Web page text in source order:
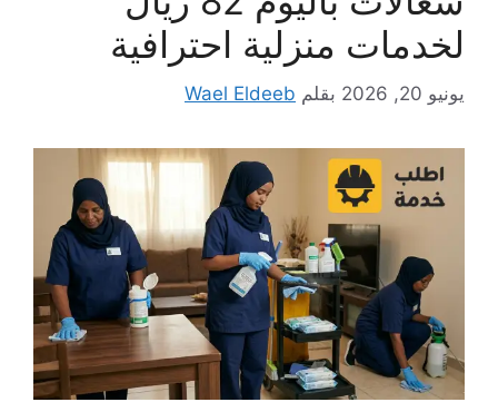
لخدمات منزلية احترافية
يونيو 20, 2026 بقلم Wael Eldeeb